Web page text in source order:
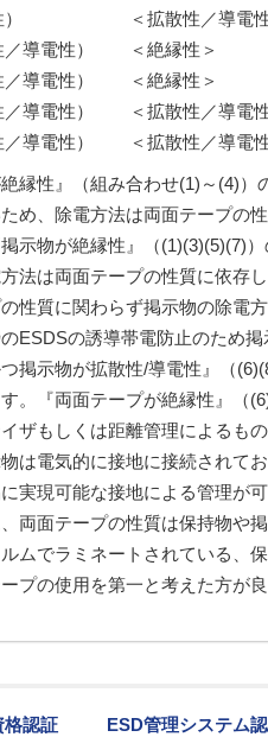
性） ＜拡散性／導電性
性／導電性） ＜絶縁
性／導電性） ＜絶縁性
／導電性） ＜拡散性／導
／導電性） ＜拡散性／導
絶縁性』（組み合わせ(1)～(4)
め、除電方法は両面テープの
示物が絶縁性』（(1)(3)(5)(7)
法は両面テープの性質に依存
性質に関わらず掲示物の除電
ESDSの誘導帯電防止のため
つ掲示物が拡散性/導電性』（
。『両面テープが絶縁性』（
ザもしくは距離管理によるも
は電気的に接地に接続されて
実現可能な接地による管理が
両面テープの性質は保持物や
ムでラミネートされている、
プの使用を第一と考えた方が
格認証 ESD管理システム